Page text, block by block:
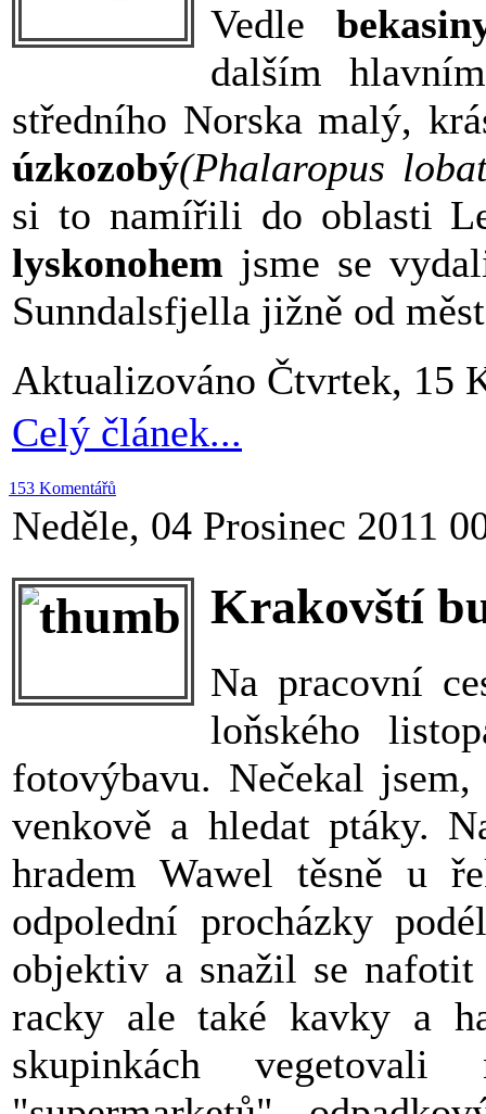
Vedle
dalším
středního Norska malý,
úzkozobý(Phalaropus
si to namířili do oblasti
lyskonohem jsme se
Sunndalsfjella jižně od
Aktualizováno Čtvrtek, 15
Celý článek...
153 Komentářů
Neděle, 04 Prosinec 2011
Krakovští
Na pracovní
loňského
fotovýbavu. Nečekal
venkově a hledat ptáky.
hradem Wawel těsně u
odpolední procházky
objektiv a snažil se
racky ale také kavky a
skupinkách